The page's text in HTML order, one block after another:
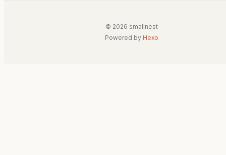
© 2026 smallnest
Powered by Hexo